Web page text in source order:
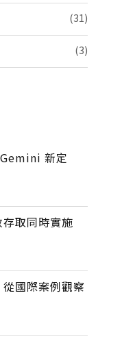
(31)
(3)
新定
取同時實施
國際案例觀察